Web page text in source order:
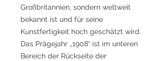
Großbritannien, sondern weltweit
bekannt ist und für seine
Kunstfertigkeit hoch geschätzt wird.
Das Prägejahr „1908“ ist im unteren
Bereich der Rückseite der